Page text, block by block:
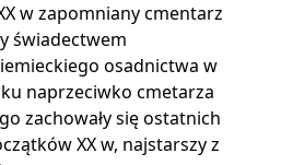
w zapomniany cmentarz
świadectwem
osadnictwa w
naprzeciwko cmetarza
zachowały się ostatnich
XX w, najstarszy z